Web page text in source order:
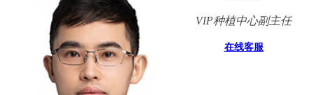
VIP种植中心副主任
在线客服